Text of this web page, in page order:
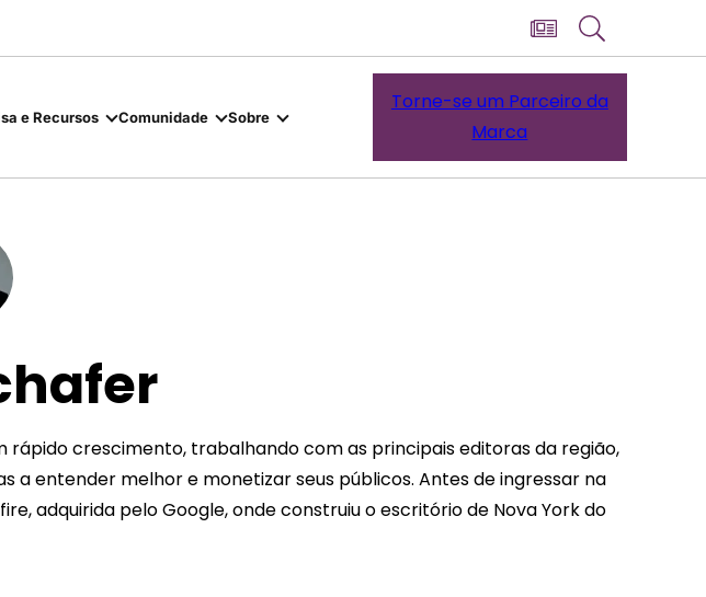
e Recursos Comunidade Sobre
Torne-se um Parceiro da
Marca
rápido crescimento, trabalhando com as principais editoras da região,
a entender melhor e monetizar seus públicos. Antes de ingressar na
adquirida pelo Google, onde construiu o escritório de Nova York do